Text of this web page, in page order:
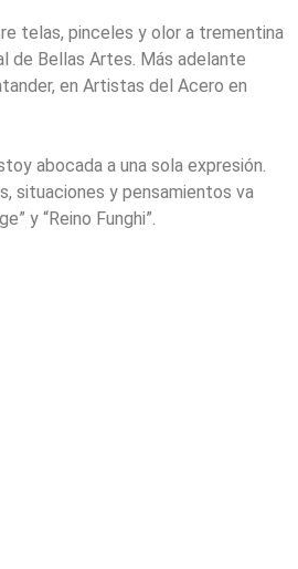
telas, pinceles y olor a trementina
de Bellas Artes. Más adelante
en Artistas del Acero en
abocada a una sola expresión.
situaciones y pensamientos va
y “Reino Funghi”.